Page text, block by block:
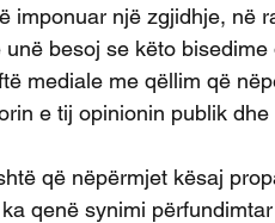
imponuar një zgjidhje, në
unë besoj se këto
mediale me qëllim që
e tij opinionin publik
që nëpërmjet kësaj
qenë synimi